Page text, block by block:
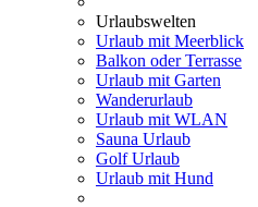
Urlaubswelten
Urlaub mit Meerblick
Balkon oder Terrasse
Urlaub mit Garten
Wanderurlaub
Urlaub mit WLAN
Sauna Urlaub
Golf Urlaub
Urlaub mit Hund